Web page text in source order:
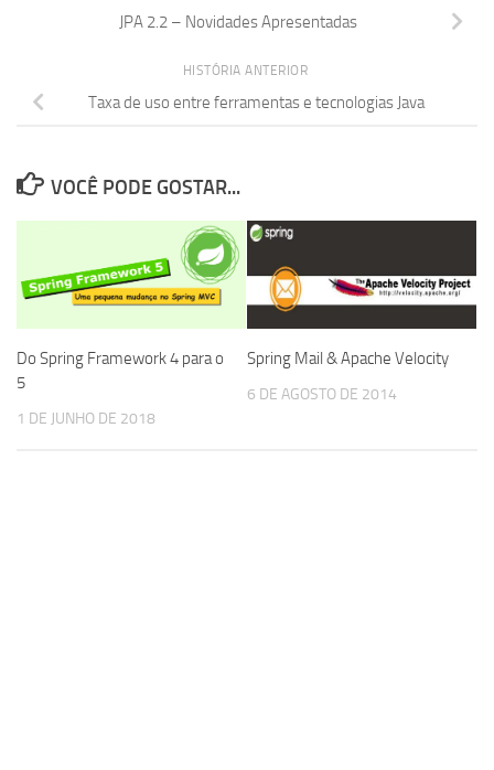
JPA 2.2 – Novidades Apresentadas
HISTÓRIA ANTERIOR
Taxa de uso entre ferramentas e tecnologias Java
VOCÊ PODE GOSTAR...
Do Spring Framework 4 para o
5
1 DE JUNHO DE 2018
Spring Mail & Apache Velocity
6 DE AGOSTO DE 2014